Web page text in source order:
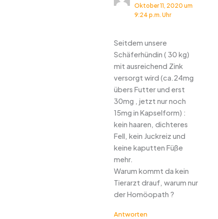
Oktober 11, 2020 um
9:24 p.m. Uhr
Seitdem unsere
Schäferhündin ( 30 kg)
mit ausreichend Zink
versorgt wird (ca.24mg
übers Futter und erst
30mg , jetzt nur noch
15mg in Kapselform) :
kein haaren, dichteres
Fell, kein Juckreiz und
keine kaputten Füße
mehr.
Warum kommt da kein
Tierarzt drauf, warum nur
der Homöopath ?
Antworten